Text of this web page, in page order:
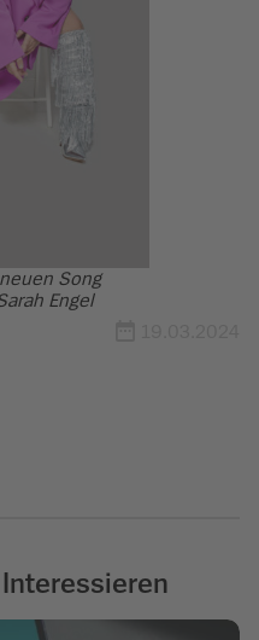
Song
Engel